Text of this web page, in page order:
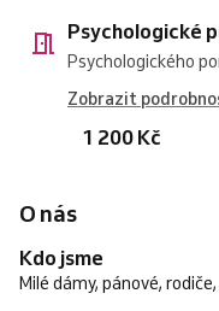
Psychologické
Psychologického
Zobrazit
1 200 Kč
O nás
Kdo jsme
Milé dámy, pánové, rodiče,